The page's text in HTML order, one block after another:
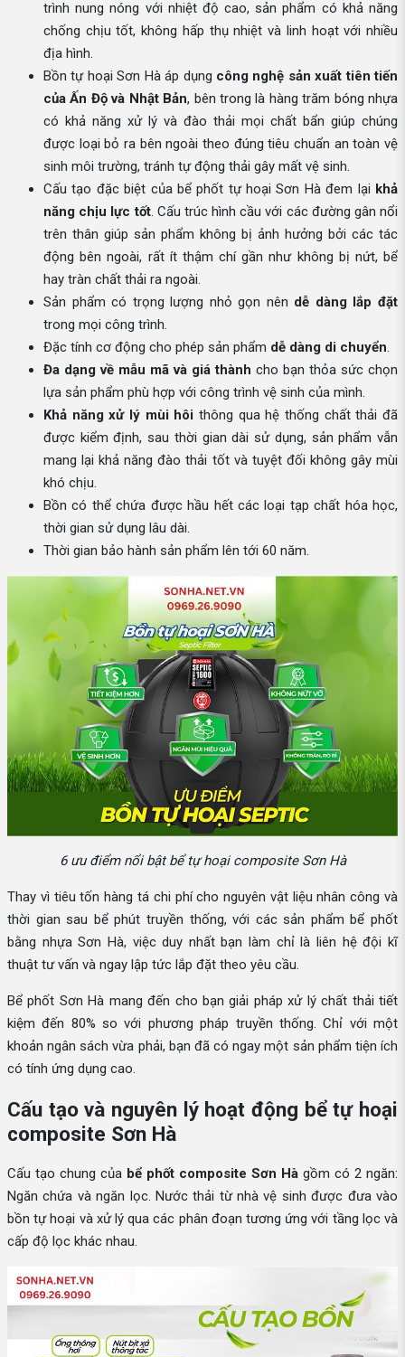
trình nung nóng với nhiệt độ cao, sản phẩm có khả năng
chống chịu tốt, không hấp thụ nhiệt và linh hoạt với nhiều
địa hình.
Bồn tự hoại Sơn Hà áp dụng công nghệ sản xuất tiên tiến
của Ấn Độ và Nhật Bản, bên trong là hàng trăm bóng nhựa
có khả năng xử lý và đào thải mọi chất bẩn giúp chúng
được loại bỏ ra bên ngoài theo đúng tiêu chuẩn an toàn vệ
sinh môi trường, tránh tự động thải gây mất vệ sinh.
Cấu tạo đặc biệt của bể phốt tự hoại Sơn Hà đem lại khả
năng chịu lực tốt. Cấu trúc hình cầu với các đường gân nổi
trên thân giúp sản phẩm không bị ảnh hưởng bởi các tác
động bên ngoài, rất ít thậm chí gần như không bị nứt, bể
hay tràn chất thải ra ngoài.
Sản phẩm có trọng lượng nhỏ gọn nên dễ dàng lắp đặt
trong mọi công trình.
Đặc tính cơ động cho phép sản phẩm dễ dàng di chuyển.
Đa dạng về mẫu mã và giá thành cho bạn thỏa sức chọn
lựa sản phẩm phù hợp với công trình vệ sinh của mình.
Khả năng xử lý mùi hôi thông qua hệ thống chất thải đã
được kiểm định, sau thời gian dài sử dụng, sản phẩm vẫn
mang lại khả năng đào thải tốt và tuyệt đối không gây mùi
khó chịu.
Bồn có thể chứa được hầu hết các loại tạp chất hóa học,
thời gian sử dụng lâu dài.
Thời gian bảo hành sản phẩm lên tới 60 năm.
6 ưu điểm nổi bật bể tự hoại composite Sơn Hà
Thay vì tiêu tốn hàng tá chi phí cho nguyên vật liệu nhân công và
thời gian sau bể phút truyền thống, với các sản phẩm bể phốt
bằng nhựa Sơn Hà, việc duy nhất bạn làm chỉ là liên hệ đội kĩ
thuật tư vấn và ngay lập tức lắp đặt theo yêu cầu.
Bể phốt Sơn Hà mang đến cho bạn giải pháp xử lý chất thải tiết
kiệm đến 80% so với phương pháp truyền thống. Chỉ với một
khoản ngân sách vừa phải, bạn đã có ngay một sản phẩm tiện ích
có tính ứng dụng cao.
Cấu tạo và nguyên lý hoạt động bể tự hoại
composite Sơn Hà
Cấu tạo chung của bể phốt composite Sơn Hà gồm có 2 ngăn:
Ngăn chứa và ngăn lọc. Nước thải từ nhà vệ sinh được đưa vào
bồn tự hoại và xử lý qua các phân đoạn tương ứng với tầng lọc và
cấp độ lọc khác nhau.